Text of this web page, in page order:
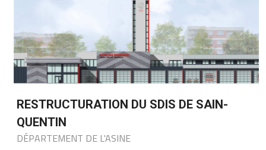
RESTRUCTURATION DU SDIS DE SAIN-
QUENTIN
DÉPARTEMENT DE L'ASINE